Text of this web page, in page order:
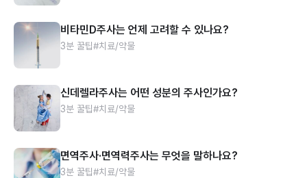
비타민D주사는 언제 고려할 수 있나요?
3분 꿀팁#치료/약물
신데렐라주사는 어떤 성분의 주사인가요?
3분 꿀팁#치료/약물
면역주사·면역력주사는 무엇을 말하나요?
3분 꿀팁#치료/약물